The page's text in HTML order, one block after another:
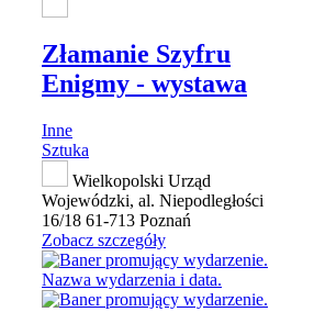
Złamanie Szyfru
Enigmy - wystawa
Inne
Sztuka
Wielkopolski Urząd
Wojewódzki, al. Niepodległości
16/18 61-713 Poznań
Zobacz szczegóły